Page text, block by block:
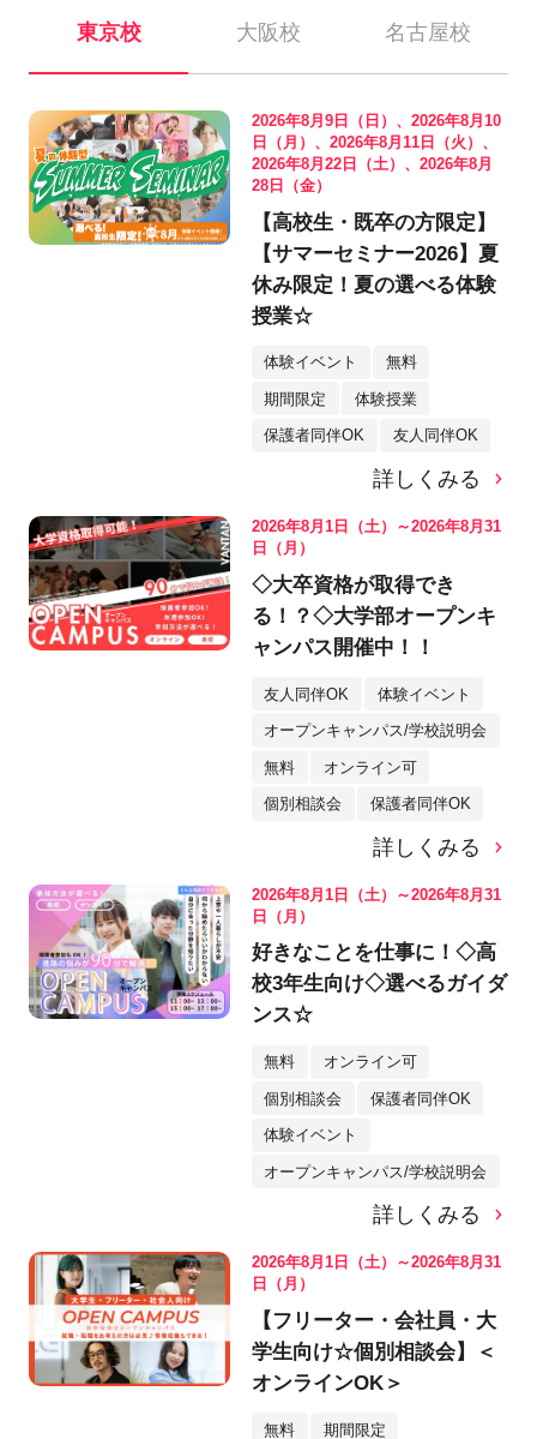
東京校 大阪校 名古屋校
2026年8月9日（日）、2026年8月10
日（月）、2026年8月11日（火）、
2026年8月22日（土）、2026年8月
28日（金）
【高校生・既卒の方限定】
【サマーセミナー2026】夏
休み限定！夏の選べる体験
授業☆
体験イベント 無料
期間限定 体験授業
保護者同伴OK 友人同伴OK
詳しくみる
2026年8月1日（土）～2026年8月31
日（月）
◇大卒資格が取得でき
る！？◇大学部オープンキ
ャンパス開催中！！
友人同伴OK 体験イベント
オープンキャンパス/学校説明会
無料 オンライン可
個別相談会 保護者同伴OK
詳しくみる
2026年8月1日（土）～2026年8月31
日（月）
好きなことを仕事に！◇高
校3年生向け◇選べるガイダ
ンス☆
無料 オンライン可
個別相談会 保護者同伴OK
体験イベント
オープンキャンパス/学校説明会
詳しくみる
2026年8月1日（土）～2026年8月31
日（月）
【フリーター・会社員・大
学生向け☆個別相談会】＜
オンラインOK＞
無料 期間限定